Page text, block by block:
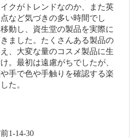
クがトレンドなのか、また英
など気づきの多い時間でし
動し、資生堂の製品を実際に
ました。たくさんある製品の
、大変な量のコスメ製品に生
。最初は遠慮がちでしたが、
手で色や手触りを確認する楽
た。
1-14-30